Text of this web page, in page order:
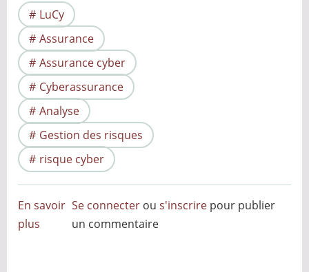
LuCy
Assurance
Assurance cyber
Cyberassurance
Analyse
Gestion des risques
risque cyber
En savoir
plus
Se connecter ous'inscrire pour publier
un commentaire